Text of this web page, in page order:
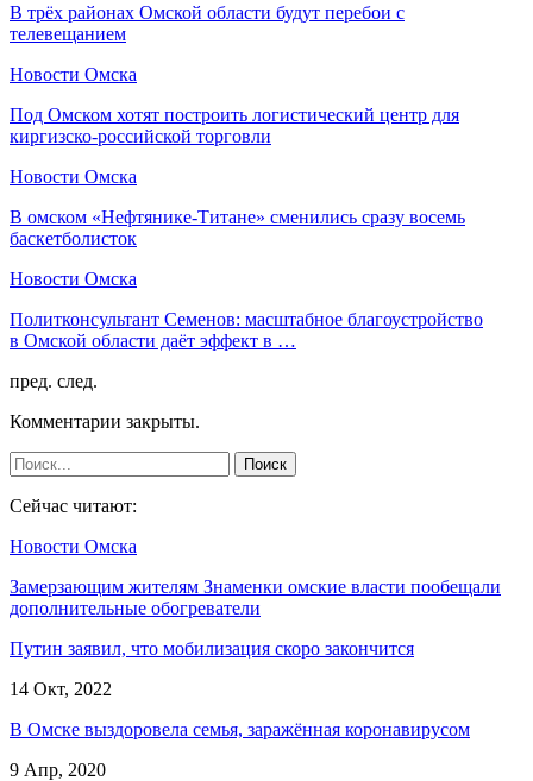
В трёх районах Омской области будут перебои с
телевещанием
Новости Омска
Под Омском хотят построить логистический центр для
киргизско-российской торговли
Новости Омска
В омском «Нефтянике-Титане» сменились сразу восемь
баскетболисток
Новости Омска
Политконсультант Семенов: масштабное благоустройство
в Омской области даёт эффект в …
пред. след.
Комментарии закрыты.
Сейчас читают:
Новости Омска
Замерзающим жителям Знаменки омские власти пообещали
дополнительные обогреватели
Путин заявил, что мобилизация скоро закончится
14 Окт, 2022
В Омске выздоровела семья, заражённая коронавирусом
9 Апр, 2020